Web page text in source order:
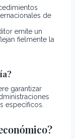
de
emite un
fielmente la
garantizar
específicos.